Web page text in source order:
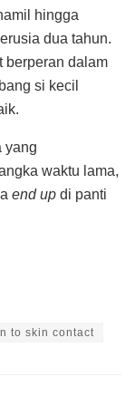
hingga
dua tahun.
berperan dalam
si kecil
yang
waktu lama,
end up di panti
to skin contact